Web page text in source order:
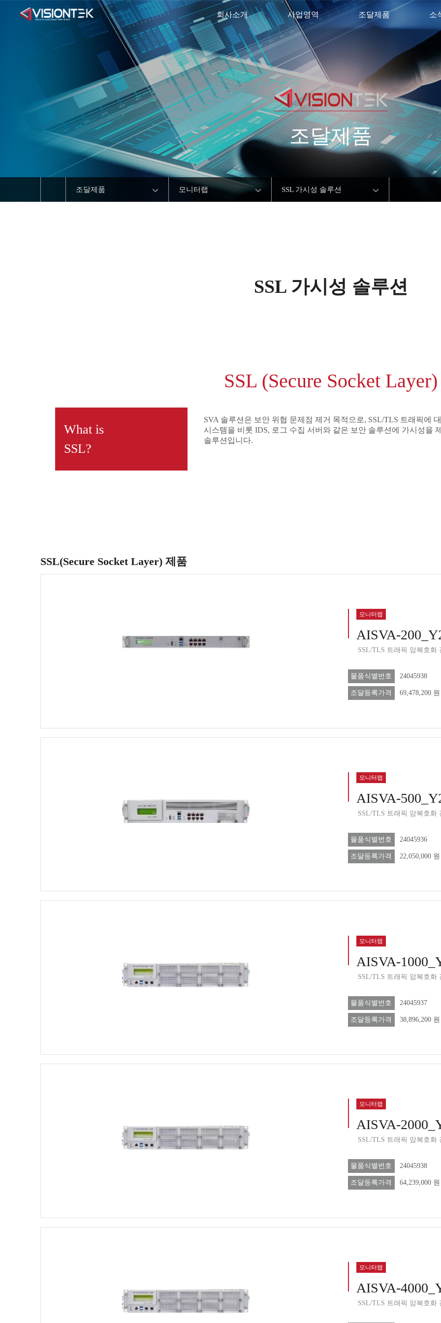
회사소개 사업영역 조달제품 소
조달제품
조달제품 모니터랩 SSL 가시성 솔루션
SSL 가시성 솔루션
SSL (Secure Socket Layer)
What is
SSL?
SVA 솔루션은 보안 위협 문제점 제거 목적으로, SSL/TLS 트래픽에
시스템을 비롯 IDS, 로그 수집 서버와 같은 보안 솔루션에 가시성을
솔루션입니다.
SSL(Secure Socket Layer) 제품
모니터랩
AISVA-
SSL/TLS 트래픽 암복호화
물품식별번호 24045938
조달등록가격 69,478,200 원
모니터랩
AISVA-
SSL/TLS 트래픽 암복호화
물품식별번호 24045936
조달등록가격 22,050,000 원
모니터랩
AISVA-
SSL/TLS 트래픽 암복호화
물품식별번호 24045937
조달등록가격 38,896,200 원
모니터랩
AISVA-
SSL/TLS 트래픽 암복호화
물품식별번호 24045938
조달등록가격 64,239,000 원
모니터랩
AISVA-
SSL/TLS 트래픽 암복호화